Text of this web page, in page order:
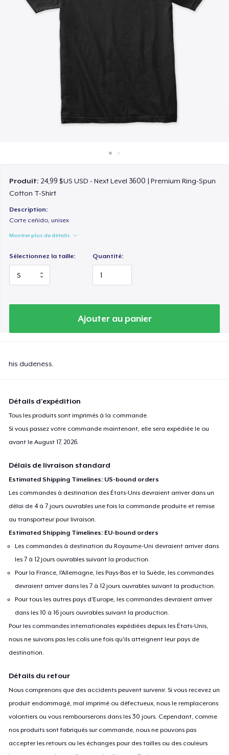
Produit: 24,99 $US USD - Next Level 3600 | Premium Ring-Spun
Cotton T-Shirt
Description:
Corte ceñido, unisex
Montrer plus de détails
Sélectionnez la taille: Quantité:
Ajouter au panier
his dudeness.
Détails d'expédition
Tous les produits sont imprimés à la commande.
Si vous passez votre commande maintenant, elle sera expédiée le ou
avant leAugust 17, 2026
Délais de livraison standard
Estimated Shipping Timelines: US-bound orders
Les commandes à destination des États-Unis devraient arriver dans un
délai de 4 à 7 jours ouvrables une fois la commande produite et remise
au transporteur pour livraison.
Estimated Shipping Timelines: EU-bound orders
Les commandes à destination du Royaume-Uni devraient arriver dans
les 7 à 12 jours ouvrables suivant la production.
Pour la France, l'Allemagne, les Pays-Bas et la Suède, les commandes
devraient arriver dans les 7 à 12 jours ouvrables suivant la production.
Pour tous les autres pays d'Europe, les commandes devraient arriver
dans les 10 à 16 jours ouvrables suivant la production.
Pour les commandes internationales expédiées depuis les États-Unis,
nous ne suivons pas les colis une fois qu'ils atteignent leur pays de
destination.
Détails du retour
Nous comprenons que des accidents peuvent survenir. Si vous recevez un
produit endommagé, mal imprimé ou défectueux, nous le remplacerons
volontiers ou vous rembourserons dans les 30 jours. Cependant, comme
nos produits sont fabriqués sur commande, nous ne pouvons pas
accepter les retours ou les échanges pour des tailles ou des couleurs